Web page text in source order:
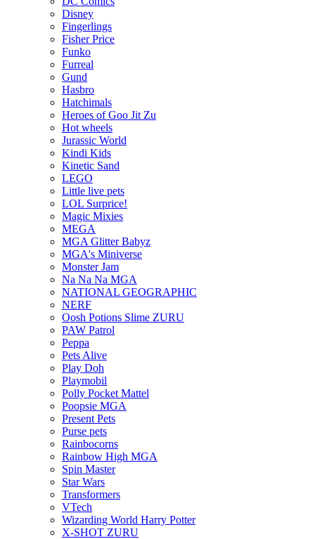
Disney
Fingerlings
Fisher Price
Funko
Furreal
Gund
Hasbro
Hatchimals
Heroes of Goo Jit Zu
Hot wheels
Jurassic World
Kindi Kids
Kinetic Sand
LEGO
Little live pets
LOL Surprice!
Magic Mixies
MEGA
MGA Glitter Babyz
MGA's Miniverse
Monster Jam
Na Na Na MGA
NATIONAL GEOGRAPHIC
NERF
Oosh Potions Slime ZURU
PAW Patrol
Peppa
Pets Alive
Play Doh
Playmobil
Polly Pocket Mattel
Poopsie MGA
Present Pets
Purse pets
Rainbocorns
Rainbow High MGA
Spin Master
Star Wars
Transformers
VTech
Wizarding World Harry Potter
X-SHOT ZURU